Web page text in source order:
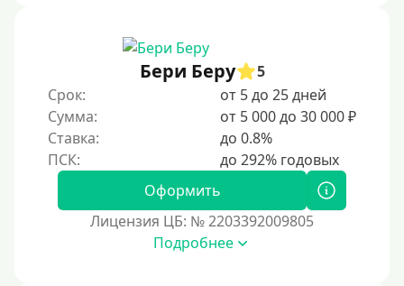
Бери Беру
5
Срок:
от 5 до 25 дней
Сумма:
от 5 000 до 30 000 ₽
Ставка:
до 0.8%
Оформить
Лицензия ЦБ: № 2203392009805
Подробнее